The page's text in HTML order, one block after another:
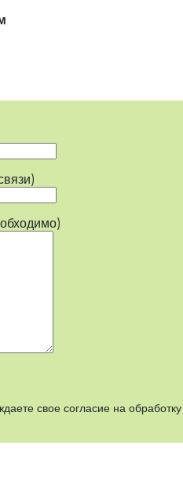
свое согласие на обработку